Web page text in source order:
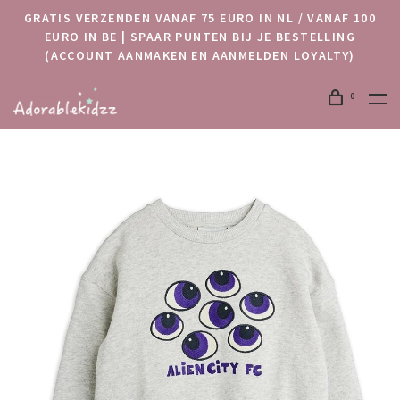
GRATIS VERZENDEN VANAF 75 EURO IN NL / VANAF 100
EURO IN BE | SPAAR PUNTEN BIJ JE BESTELLING
(ACCOUNT AANMAKEN EN AANMELDEN LOYALTY)
0